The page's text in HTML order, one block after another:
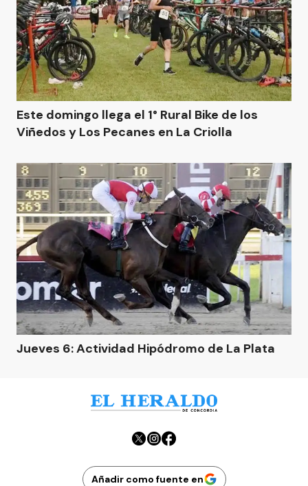
Este domingo llega el 1° Rural Bike de los
Viñedos y Los Pecanes en La Criolla
Jueves 6: Actividad Hipódromo de La Plata
Añadir como fuente en